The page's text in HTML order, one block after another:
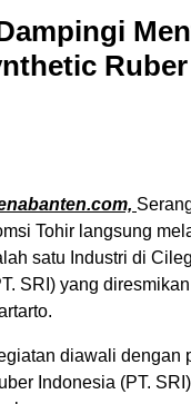
Tohir langsung
satu Industri di
SRI) yang
diawali dengan
Indonesia (PT.